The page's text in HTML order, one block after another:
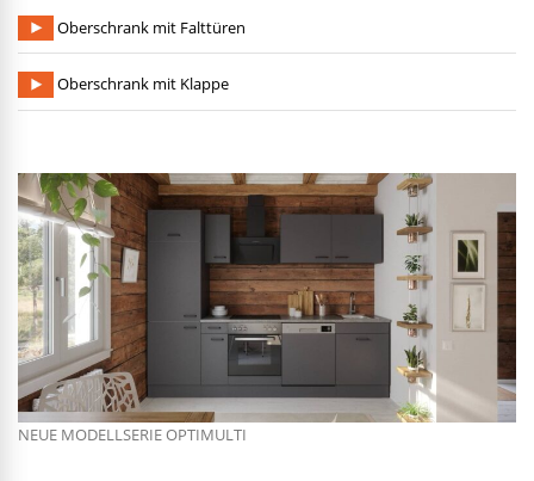
Oberschrank mit Falttüren
Oberschrank mit Klappe
NEUE MODELLSERIE OPTIMULTI